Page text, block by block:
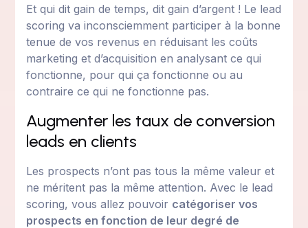
Et qui dit gain de temps, dit gain d’argent ! Le lead
scoring va inconsciemment participer à la bonne
tenue de vos revenus en réduisant les coûts
marketing et d’acquisition en analysant ce qui
fonctionne, pour qui ça fonctionne ou au
contraire ce qui ne fonctionne pas.
Augmenter les taux de conversion
leads en clients
Les prospects n’ont pas tous la même valeur et
ne méritent pas la même attention. Avec le lead
scoring, vous allez pouvoir catégoriser vos
prospects en fonction de leur degré de